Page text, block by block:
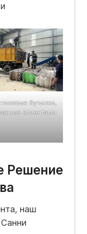
бутылки,
клиентами
Решение
наш